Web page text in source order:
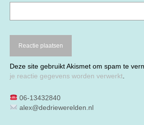
Deze site gebruikt Akismet om spam te
je reactie gegevens worden verwerkt
06-13432840
alex@dedriewerelden.nl